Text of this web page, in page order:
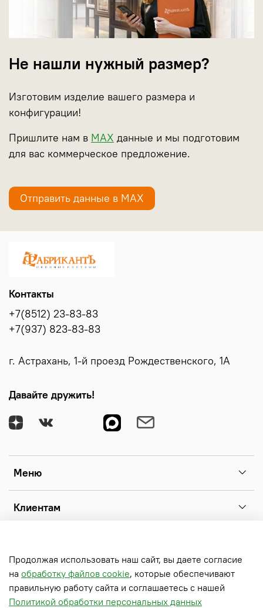
Не нашли нужный размер?
Изготовим изделие вашего размера и
конфигурации!
Пришлите нам в МАХ данные и мы подготовим
для вас коммерческое предложение.
Отправить данные в МАХ
Меню
Клиентам
Контакты
+7(8512) 23-83-83
+7(937) 823-83-83
г. Астрахань, 1-й проезд Рождественского, 1А
Давайте дружить!
2026 © Официальный интернет-магазин компании
«ФабрикантЪ-оконные системы». ИП Кириллов Алексей
Николаевич ИНН 301707838703
Продолжая использовать наш сайт, вы даете согласие
на обработку файлов cookie, которые обеспечивают
правильную работу сайта и соглашаетесь с нашей
Политикой обработки персональных данных